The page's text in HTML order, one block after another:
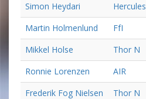
Simon Heydari
Hercules
Martin Holmenlund
FfI
Mikkel Holse
Thor N
Ronnie Lorenzen
AIR
Frederik Fog Nielsen
Thor N